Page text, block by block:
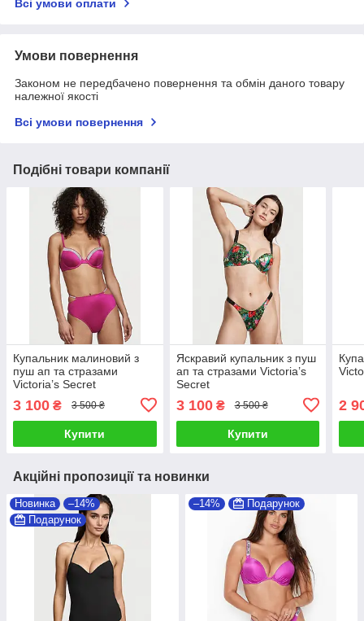
Всі умови оплати
Умови повернення
Законом не передбачено повернення та обмін даного товару
належної якості
Всі умови повернення
Подібні товари компанії
Купальник малиновий з
пуш ап та стразами
Victoria’s Secret
3 100 ₴ 3 500 ₴
Купити
Яскравий купальник з пуш
ап та стразами Victoria’s
Secret
3 100₴ 3 500 ₴
Купити
2
Акційні пропозиції та новинки
Новинка
–14%
Подарунок
–14% Подарунок